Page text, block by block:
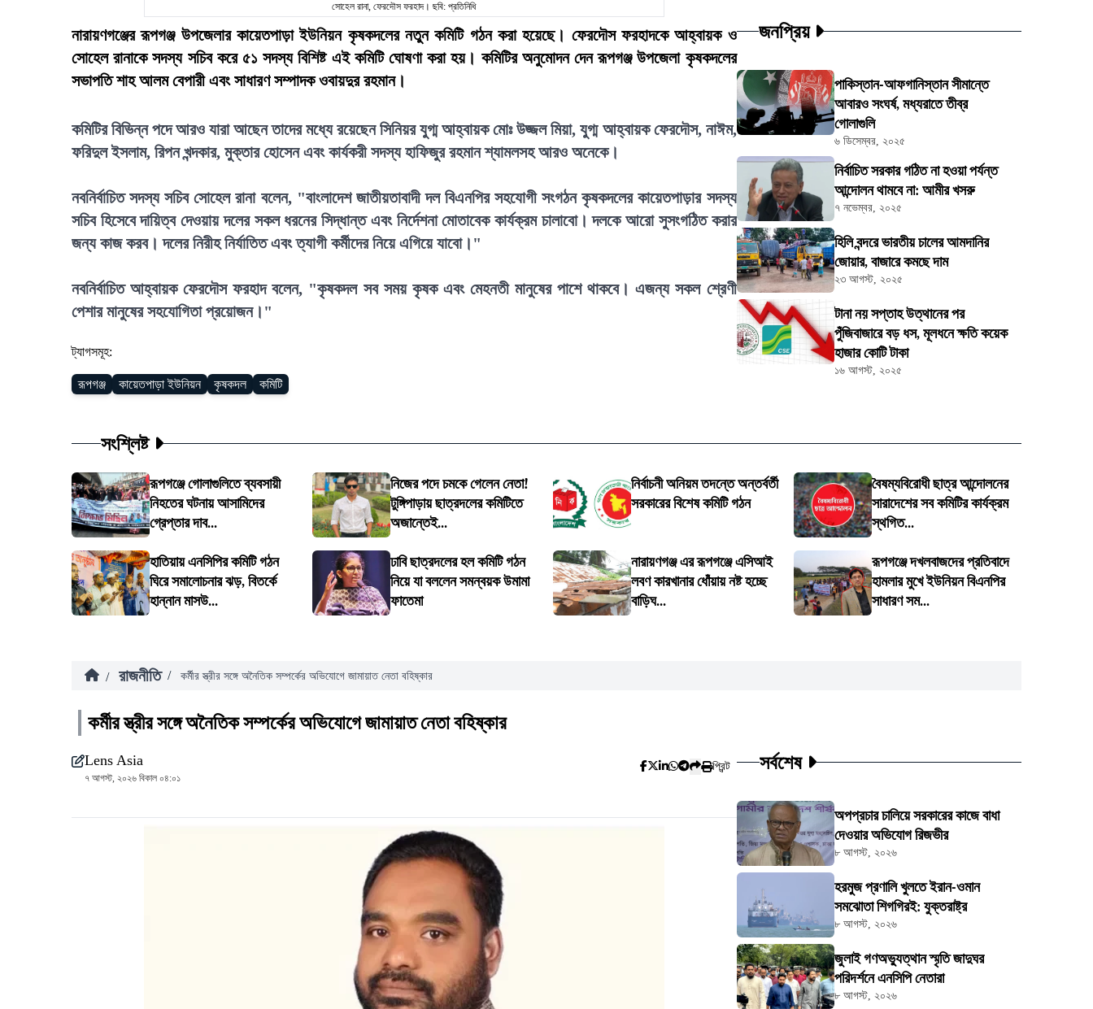
সোহেল রানা, ফেরদৌস ফরহাদ। ছবি: প্রতিনিধি
নারায়ণগঞ্জের রূপগঞ্জ উপজেলার কায়েতপাড়া ইউনিয়ন কৃষকদলের নতুন কমিটি গঠন করা হয়েছে। ফেরদৌস ফরহাদকে আহ্বায়ক ও
সোহেল রানাকে সদস্য সচিব করে ৫১ সদস্য বিশিষ্ট এই কমিটি ঘোষণা করা হয়। কমিটির অনুমোদন দেন রূপগঞ্জ উপজেলা কৃষকদলের
সভাপতি শাহ আলম বেপারী এবং সাধারণ সম্পাদক ওবায়দুর রহমান।
কমিটির বিভিন্ন পদে আরও যারা আছেন তাদের মধ্যে রয়েছেন সিনিয়র যুগ্ম আহ্বায়ক মোঃ উজ্জল মিয়া, যুগ্ম আহ্বায়ক ফেরদৌস, নাঈম,
ফরিদুল ইসলাম, রিপন খন্দকার, মুক্তার হোসেন এবং কার্যকরী সদস্য হাফিজুর রহমান শ্যামলসহ আরও অনেকে।
নবনির্বাচিত সদস্য সচিব সোহেল রানা বলেন, "বাংলাদেশ জাতীয়তাবাদী দল বিএনপির সহযোগী সংগঠন কৃষকদলের কায়েতপাড়ার সদস্য
সচিব হিসেবে দায়িত্ব দেওয়ায় দলের সকল ধরনের সিদ্ধান্ত এবং নির্দেশনা মোতাবেক কার্যক্রম চালাবো। দলকে আরো সুসংগঠিত করার
জন্য কাজ করব। দলের নিরীহ নির্যাতিত এবং ত্যাগী কর্মীদের নিয়ে এগিয়ে যাবো।"
নবনির্বাচিত আহ্বায়ক ফেরদৌস ফরহাদ বলেন, "কৃষকদল সব সময় কৃষক এবং মেহনতী মানুষের পাশে থাকবে। এজন্য সকল শ্রেণী
পেশার মানুষের সহযোগিতা প্রয়োজন।"
ট্যাগসমূহ:
রূপগঞ্জ কায়েতপাড়া ইউনিয়ন কৃষকদল কমিটি
জনপ্রিয়
পাকিস্তান-আফগানিস্তান সীমান্তে
আবারও সংঘর্ষ, মধ্যরাতে তীব্র
গোলাগুলি
৬ ডিসেম্বর, ২০২৫
নির্বাচিত সরকার গঠিত না হওয়া পর্যন্ত
আন্দোলন থামবে না: আমীর খসরু
৭ নভেম্বর, ২০২৫
হিলি বন্দরে ভারতীয় চালের আমদানির
জোয়ার, বাজারে কমছে দাম
২৩ আগস্ট, ২০২৫
টানা নয় সপ্তাহ উত্থানের পর
পুঁজিবাজারে বড় ধস, মূলধনে ক্ষতি কয়েক
হাজার কোটি টাকা
১৬ আগস্ট, ২০২৫
সংশ্লিষ্ট
রূপগঞ্জে গোলাগুলিতে ব্যবসায়ী
নিহতের ঘটনায় আসামিদের
গ্রেপ্তার দাব...
নিজের পদে চমকে গেলেন নেতা!
টুঙ্গিপাড়ায় ছাত্রদলের কমিটিতে
অজান্তেই...
নির্বাচনী অনিয়ম তদন্তে অন্তর্বর্তী
সরকারের বিশেষ কমিটি গঠন
বৈষম্যবিরোধী ছাত্র আন্দোলনের
সারাদেশের সব কমিটির কার্যক্রম
স্থগিত...
হাতিয়ায় এনসিপির কমিটি গঠন
ঘিরে সমালোচনার ঝড়, বিতর্কে
হান্নান মাসউ...
ঢাবি ছাত্রদলের হল কমিটি গঠন
নিয়ে যা বললেন সমন্বয়ক উমামা
ফাতেমা
নারায়ণগঞ্জ এর রূপগঞ্জে এসিআই
লবণ কারখানার ধোঁয়ায় নষ্ট হচ্ছে
বাড়িঘ...
রূপগঞ্জে দখলবাজদের প্রতিবাদে
হামলার মুখে ইউনিয়ন বিএনপির
সাধারণ সম...
/ রাজনীতি / কর্মীর স্ত্রীর সঙ্গে অনৈতিক সম্পর্কের অভিযোগে জামায়াত নেতা বহিষ্কার
কর্মীর স্ত্রীর সঙ্গে অনৈতিক সম্পর্কের অভিযোগে জামায়াত নেতা বহিষ্কার
Lens Asia
৭ আগস্ট, ২০২৬ বিকাল ০৪:০১
প্রিন্ট সর্বশেষ
অপপ্রচার চালিয়ে সরকারের কাজে বাধা
দেওয়ার অভিযোগ রিজভীর
৮ আগস্ট, ২০২৬
হরমুজ প্রণালি খুলতে ইরান-ওমান
সমঝোতা শিগগিরই: যুক্তরাষ্ট্র
৮ আগস্ট, ২০২৬
জুলাই গণঅভ্যুত্থান স্মৃতি জাদুঘর
পরিদর্শনে এনসিপি নেতারা
৮ আগস্ট, ২০২৬